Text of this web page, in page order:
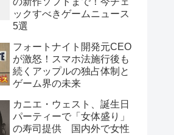
ックすべきゲームニュース
5選
フォートナイト開発元CEO
が激怒！スマホ法施行後も
続くアップルの独占体制と
ゲーム界の未来
カニエ・ウェスト、誕生日
パーティーで「女体盛り」
の寿司提供 国内外で女性